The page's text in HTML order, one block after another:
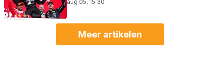
aug 05, 15:30
Meer artikelen